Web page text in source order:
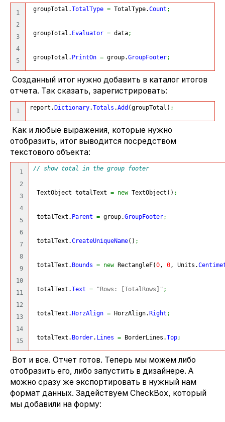
1
2
3
4
groupTotal.TotalType = TotalType.Count ;
groupTotal. Evaluator = data;
groupTotal. PrintOn = group.GroupFooter;
Созданный итог нужно добавить в каталог итогов
отчета. Так сказать, зарегистрировать:
report.Dictionary.Totals .Add (groupTotal ) ;
Как и любые выражения, которые нужно
отобразить, итог выводится посредством
текстового объекта:
1
2
3
4
5
6
7
8
9
10
11
12
13
14
// show total in the group footer
TextObject totalText = new TextObject ( ) ;
totalText. Parent = group.GroupFooter;
totalText.CreateUniqueName( ) ;
totalText. Bounds = new RectangleF(0, 0, Units.
totalText.Text = "Rows: [TotalRows]" ;
totalText. HorzAlign = HorzAlign. Right ;
totalText. Border. Lines = BorderLines.Top;
Вот и все. Отчет готов. Теперь мы можем либо
отобразить его, либо запустить в дизайнере. А
можно сразу же экспортировать в нужный нам
формат данных. Задействуем CheckBox, который
мы добавили на форму: